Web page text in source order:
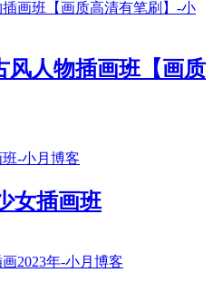
风人物插画班【画质
女插画班